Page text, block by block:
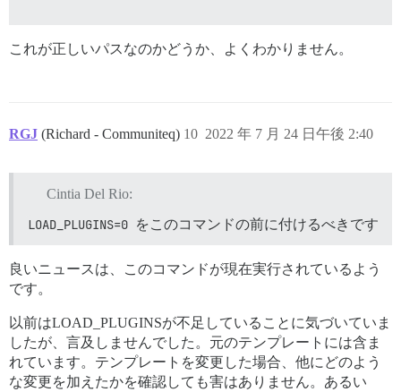
これが正しいパスなのかどうか、よくわかりません。
RGJ (Richard - Communiteq) 2022 年 7 月 24 日午後 2:40
10
Cintia Del Rio:
LOAD_PLUGINS=0 をこのコマンドの前に付けるべきです
良いニュースは、このコマンドが現在実行されているよう
です。
以前はLOAD_PLUGINSが不足していることに気づいていま
したが、言及しませんでした。元のテンプレートには含ま
れています。テンプレートを変更した場合、他にどのよう
な変更を加えたかを確認しても害はありません。あるい